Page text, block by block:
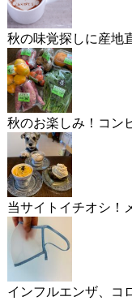
秋の味覚探しに産地
秋のお楽しみ！コン
当サイトイチオシ！
インフルエンザ、コ